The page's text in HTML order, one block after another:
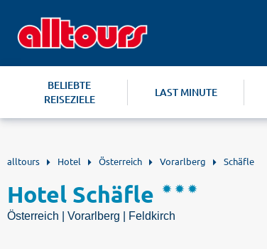
BELIEBTE
REISEZIELE
LAST MINUTE
alltours Hotel Österreich Vorarlberg Schäfle
Hotel Schäfle
Österreich | Vorarlberg | Feldkirch